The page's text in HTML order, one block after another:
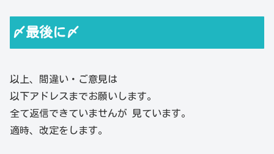
〆最後に〆
以上、間違い・ご意見は
以下アドレスまでお願いします。
全て返信できていませんが 見ています。
適時、改定をします。